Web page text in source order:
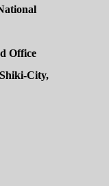
Office
City,